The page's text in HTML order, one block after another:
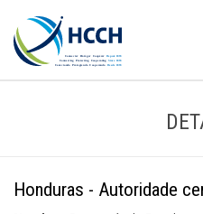
Honduras - Autoridade